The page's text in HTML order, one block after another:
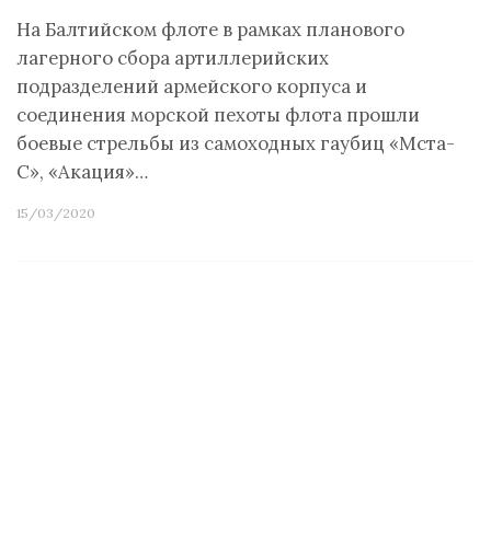
На Балтийском флоте в рамках планового
лагерного сбора артиллерийских
подразделений армейского корпуса и
соединения морской пехоты флота прошли
боевые стрельбы из самоходных гаубиц «Мста-
С», «Акация»…
15/03/2020